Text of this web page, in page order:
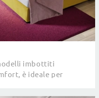
imbottiti
è ideale per